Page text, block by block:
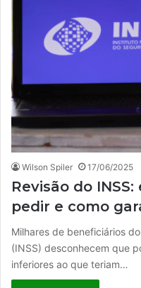
Wilson Spiler 17/06/2025
Revisão do
pedir e como
Milhares de beneficiários
(INSS) desconhecem que
inferiores ao que teriam…